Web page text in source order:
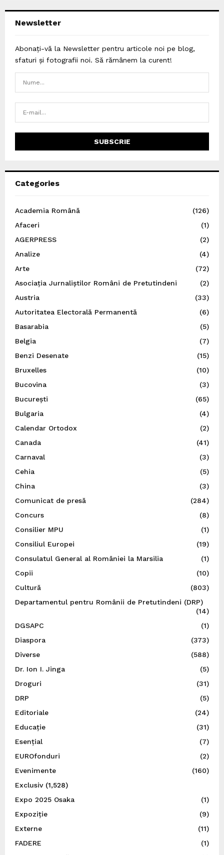
Newsletter
Abonați-vă la Newsletter pentru articole noi pe blog,
sfaturi și fotografii noi. Să rămânem la curent!
Categories
Academia Română
(126)
Afaceri
(1)
AGERPRESS
(2)
Analize
(4)
Arte
(72)
Asociația Jurnaliștilor Români de Pretutindeni
(2)
Austria
(33)
Autoritatea Electorală Permanentă
(6)
Basarabia
(5)
Belgia
(7)
Benzi Desenate
(15)
Bruxelles
(10)
Bucovina
(3)
București
(65)
Bulgaria
(4)
Calendar Ortodox
(2)
Canada
(41)
Carnaval
(3)
Cehia
(5)
China
(3)
Comunicat de presă
(284)
Concurs
(8)
Consilier MPU
(1)
Consiliul Europei
(19)
Consulatul General al României la Marsilia
(1)
Copii
(10)
Cultură
(803)
Departamentul pentru Românii de Pretutindeni (DRP)
(14)
DGSAPC
(1)
Diaspora
(373)
Diverse
(588)
Dr. Ion I. Jinga
(5)
Droguri
(31)
DRP
(5)
Editoriale
(24)
Educație
(31)
Esențial
(7)
EUROfonduri
(2)
Evenimente
(160)
Exclusiv(1,528)
Expo 2025 Osaka
(1)
Expoziție
(9)
Externe
(11)
FADERE
(1)